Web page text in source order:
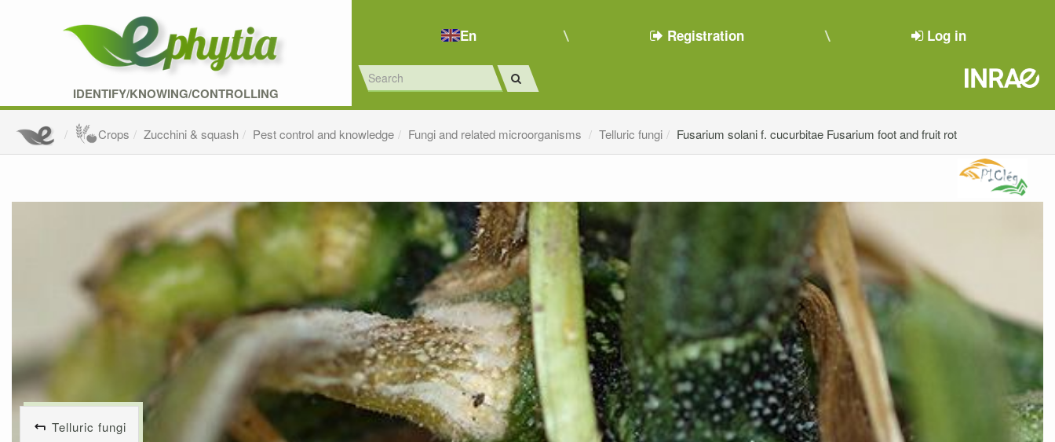
IDENTIFY/KNOWING/CONTROLLING
En Registration Log in
Crops Zucchini & squash Pest control and knowledge Fungi and related microorganisms Telluric fungi Fusarium solani f. cucurbitae Fusarium foot and fruit rot
Telluric fungi